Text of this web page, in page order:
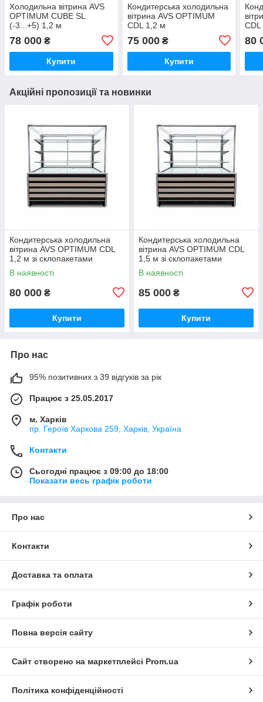
Холодильна вітрина AVS
OPTIMUM CUBE SL
(-3...+5) 1,2 м
78 000 ₴
Купити
Кондитерська холодильна
вітрина AVS OPTIMUM
СDL 1,2 м
75 000₴
Купити
CDL
80
Акційні пропозиції та новинки
Кондитерська холодильна
вітрина AVS OPTIMUM CDL
1,2 м зі склопакетами
В наявності
80 000 ₴
Купити
Кондитерська холодильна
вітрина AVS OPTIMUM СDL
1,5 м зі склопакетами
В наявності
85 000 ₴
Купити
Про нас
95% позитивних з 39 відгуків за рік
Працює з 25.05.2017
м. Харків
пр. Героїв Харкова 259, Харків, Україна
Контакти
Сьогодні працює з 09:00 до 18:00
Показати весь графік роботи
Про нас
Контакти
Доставка та оплата
Графік роботи
Повна версія сайту
Сайт створено на маркетплейсі Prom.ua
Політика конфіденційності